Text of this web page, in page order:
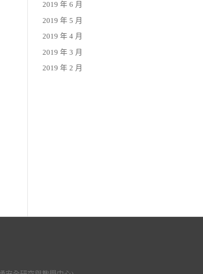
2019 年 6 月
2019 年 5 月
2019 年 4 月
2019 年 3 月
2019 年 2 月